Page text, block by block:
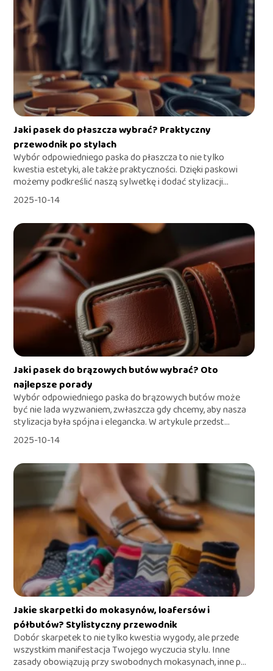
Jaki pasek do płaszcza wybrać? Praktyczny
przewodnik po stylach
Wybór odpowiedniego paska do płaszcza to nie tylko
kwestia estetyki, ale także praktyczności. Dzięki paskowi
możemy podkreślić naszą sylwetkę i dodać stylizacji...
2025-10-14
Jaki pasek do brązowych butów wybrać? Oto
najlepsze porady
Wybór odpowiedniego paska do brązowych butów może
być nie lada wyzwaniem, zwłaszcza gdy chcemy, aby nasza
stylizacja była spójna i elegancka. W artykule przedst...
2025-10-14
Jakie skarpetki do mokasynów, loafersów i
półbutów? Stylistyczny przewodnik
Dobór skarpetek to nie tylko kwestia wygody, ale przede
wszystkim manifestacja Twojego wyczucia stylu. Inne
zasady obowiązują przy swobodnych mokasynach, inne p...